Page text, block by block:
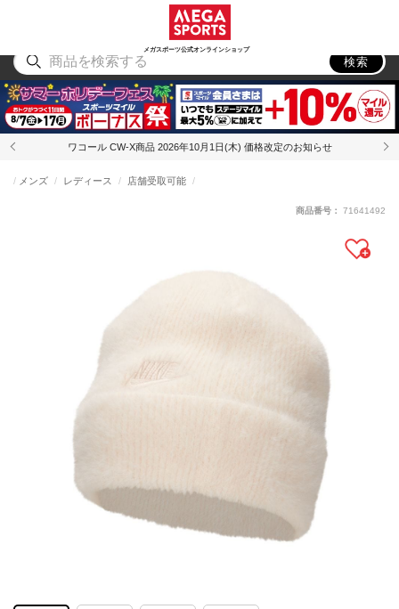
メガスポーツ公式オンラインショップ
アウトドア
検索
ワコール CW-X商品 2026年10月1日(木) 価格改定のお知らせ
メンズ レディース 店舗受取可能
商品番号： 71641492